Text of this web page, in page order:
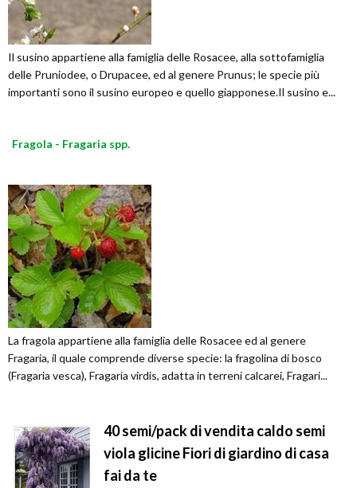
Il susino appartiene alla famiglia delle Rosacee, alla sottofamiglia
delle Pruniodee, o Drupacee, ed al genere Prunus; le specie più
importanti sono il susino europeo e quello giapponese.Il susino e...
Fragola - Fragaria spp.
La fragola appartiene alla famiglia delle Rosacee ed al genere
Fragaria, il quale comprende diverse specie: la fragolina di bosco
(Fragaria vesca), Fragaria virdis, adatta in terreni calcarei, Fragari...
40 semi/pack di vendita caldo semi
viola glicine Fiori di giardino di casa
fai da te